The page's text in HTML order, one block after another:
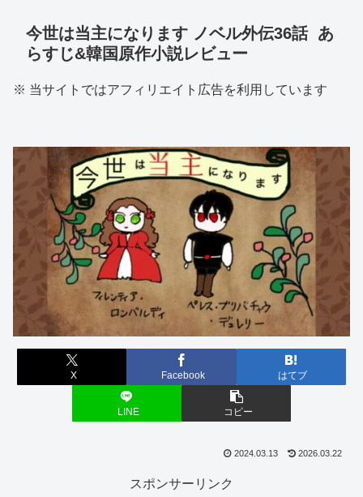
今世は当主になります ノベル外伝36話 あ
らすじ&韓国原作小説レビュー
※ 当サイトではアフィリエイト広告を利用しています
X Facebook はてブ
LINE コピー
2024.03.13 2026.03.22
スポンサーリンク